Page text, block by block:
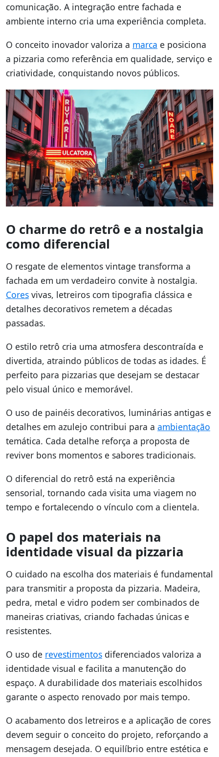
comunicação. A integração entre fachada e
ambiente interno cria uma experiência completa.
O conceito inovador valoriza a marca e posiciona
a pizzaria como referência em qualidade, serviço e
criatividade, conquistando novos públicos.
O charme do retrô e a nostalgia
como diferencial
O resgate de elementos vintage transforma a
fachada em um verdadeiro convite à nostalgia.
Cores vivas, letreiros com tipografia clássica e
detalhes decorativos remetem a décadas
passadas.
O estilo retrô cria uma atmosfera descontraída e
divertida, atraindo públicos de todas as idades. É
perfeito para pizzarias que desejam se destacar
pelo visual único e memorável.
O uso de painéis decorativos, luminárias antigas e
detalhes em azulejo contribui para a ambientação
temática. Cada detalhe reforça a proposta de
reviver bons momentos e sabores tradicionais.
O diferencial do retrô está na experiência
sensorial, tornando cada visita uma viagem no
tempo e fortalecendo o vínculo com a clientela.
O papel dos materiais na
identidade visual da pizzaria
O cuidado na escolha dos materiais é fundamental
para transmitir a proposta da pizzaria. Madeira,
pedra, metal e vidro podem ser combinados de
maneiras criativas, criando fachadas únicas e
resistentes.
O uso de revestimentos diferenciados valoriza a
identidade visual e facilita a manutenção do
espaço. A durabilidade dos materiais escolhidos
garante o aspecto renovado por mais tempo.
O acabamento dos letreiros e a aplicação de cores
devem seguir o conceito do projeto, reforçando a
mensagem desejada. O equilíbrio entre estética e